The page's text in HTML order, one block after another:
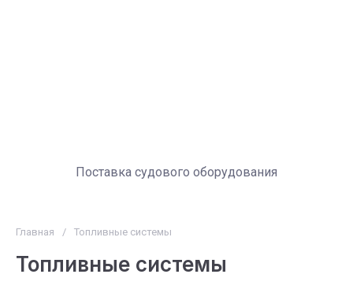
Поставка судового оборудования
Главная / Топливные системы
Топливные системы